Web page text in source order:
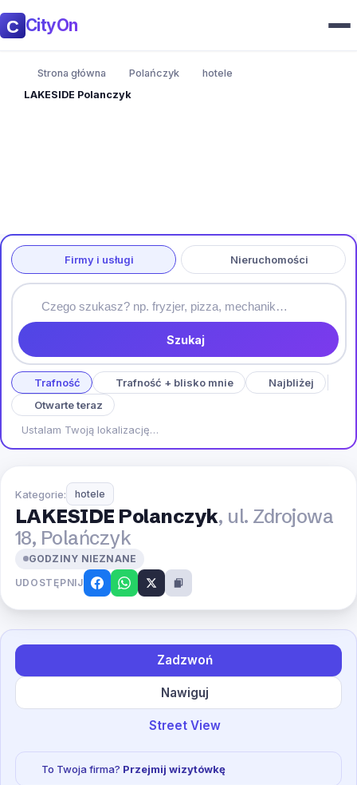
CityOn
Strona główna Polańczyk
hotele
LAKESIDE Polanczyk
Firmy i usługi Nieruchomości
Szukaj
Trafność Trafność + blisko mnie
Najbliżej
Otwarte teraz
Ustalam Twoją lokalizację…
Kategorie: hotele
LAKESIDE Polanczyk, ul. Zdrojowa
18, Polańczyk
GODZINY NIEZNANE
UDOSTĘPNIJ
Zadzwoń
Nawiguj
Street View
To Twoja firma? Przejmij wizytówkę